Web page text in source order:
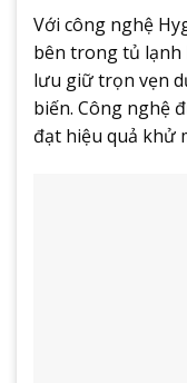
Với công nghệ
bên trong tủ
lưu giữ trọn vẹn
biến. Công nghệ
đạt hiệu quả khử